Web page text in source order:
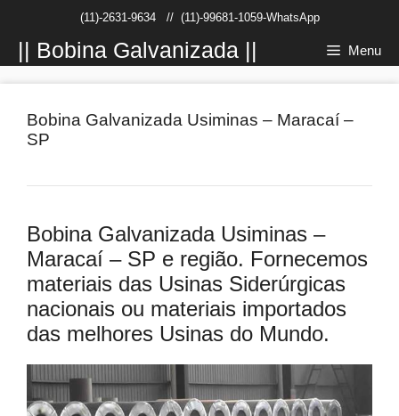
conteúdo
(11)-2631-9634// (11)-99681-1059-WhatsApp
|| Bobina Galvanizada || Menu
Bobina Galvanizada Usiminas – Maracaí –
SP
Bobina Galvanizada Usiminas –
Maracaí – SP e região. Fornecemos
materiais das Usinas Siderúrgicas
nacionais ou materiais importados
das melhores Usinas do Mundo.